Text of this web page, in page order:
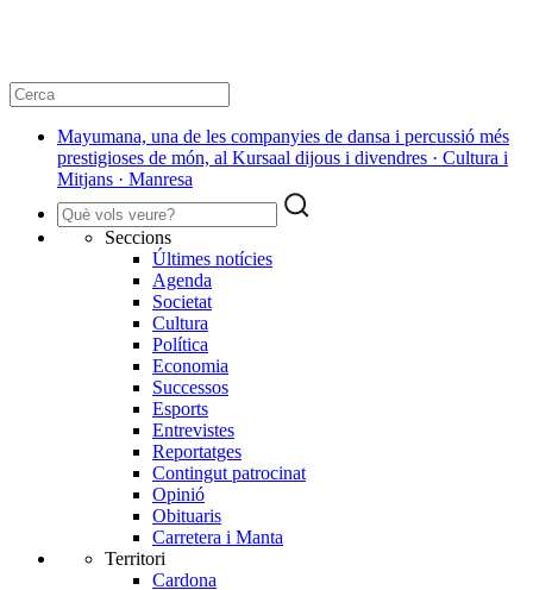
Mayumana, una de les companyies de dansa i percussió més
prestigioses de món, al Kursaal dijous i divendres · Cultura i
Mitjans · Manresa
Seccions
Últimes notícies
Agenda
Societat
Cultura
Política
Economia
Successos
Esports
Entrevistes
Reportatges
Contingut patrocinat
Opinió
Obituaris
Carretera i Manta
Territori
Cardona